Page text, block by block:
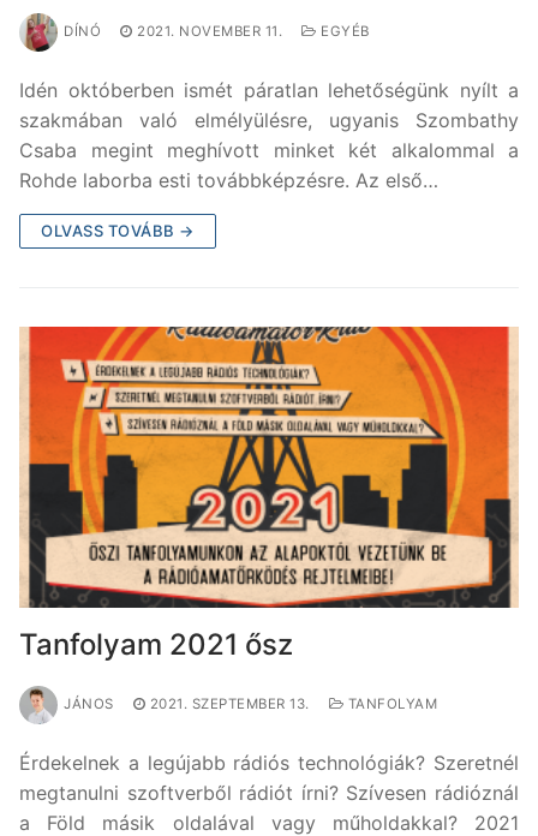
DÍNÓ 2021. NOVEMBER 11. EGYÉB
Idén októberben ismét páratlan lehetőségünk nyílt a
szakmában való elmélyülésre, ugyanis Szombathy
Csaba megint meghívott minket két alkalommal a
Rohde laborba esti továbbképzésre. Az első…
OLVASS TOVÁBB →
Tanfolyam 2021 ősz
JÁNOS 2021. SZEPTEMBER 13. TANFOLYAM
Érdekelnek a legújabb rádiós technológiák? Szeretnél
megtanulni szoftverből rádiót írni? Szívesen rádióznál
a Föld másik oldalával vagy műholdakkal? 2021